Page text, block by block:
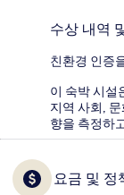
수상 내역
친환경 인증
이 숙박 시설
지역 사회,
향을 측정하
요금 및 정